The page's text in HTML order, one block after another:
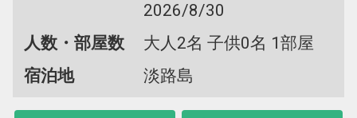
2026/8/30
人数・部屋数
大人2名 子供0名 1部屋
宿泊地
淡路島